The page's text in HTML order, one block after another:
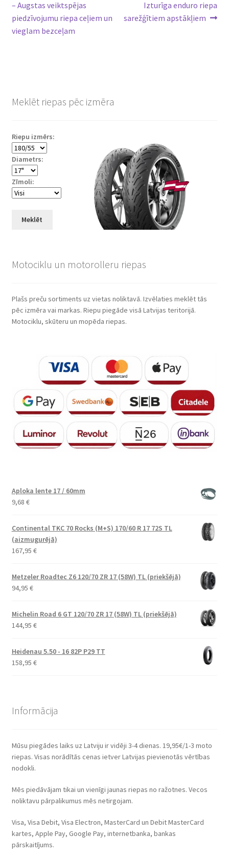
izvēlne
post:
– Augstas veiktspējas
piedzīvojumu riepa ceļiem un
vieglam bezceļam
post:Izturīga enduro riepa
sarežģītiem apstākļiem
Meklēt riepas pēc izmēra
Riepu izmērs:
Diametrs:
Zīmoli:
Meklēt
Motociklu un motorolleru riepas
Plašs preču sortiments uz vietas noliktavā. Izvēlaties meklēt tās
pēc izmēra vai markas. Riepu piegāde visā Latvijas teritorijā.
Motociklu, skūteru un mopēda riepas.
Aploka lente 17 / 60mm
9,68 €
Continental TKC 70 Rocks (M+S) 170/60 R 17 72S TL
(aizmugurējā)
167,95 €
Metzeler Roadtec Z6 120/70 ZR 17 (58W) TL (priekšējā)
94,95 €
Michelin Road 6 GT 120/70 ZR 17 (58W) TL (priekšējā)
144,95 €
Heidenau 5.50 - 16 82P P29 TT
158,95 €
Informācija
Mūsu piegādes laiks uz Latviju ir vidēji 3-4 dienas. 19,95€/1-3 moto
riepas. Visas norādītās cenas ietver Latvijas pievienotās vērtības
nodokli.
Mēs piedāvājam tikai un vienīgi jaunas riepas no ražotnes. Vecos
noliktavu pārpalikumus mēs netirgojam.
Visa, Visa Debit, Visa Electron, MasterCard un Debit MasterCard
kartes, Apple Pay, Google Pay, internetbanka, bankas
pārskaitījums.